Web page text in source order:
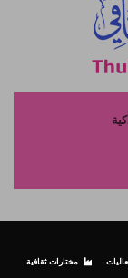
مختارات ثقافية